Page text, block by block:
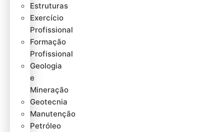
Estruturas
Exercício
Profissional
Formação
Profissional
Geologia
e
Mineração
Geotecnia
Manutenção
Petróleo